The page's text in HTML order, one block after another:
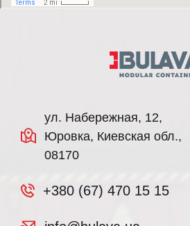
ул. Набережная, 12,
Юровка, Киевская обл.,
08170
+380 (67) 470 15 15